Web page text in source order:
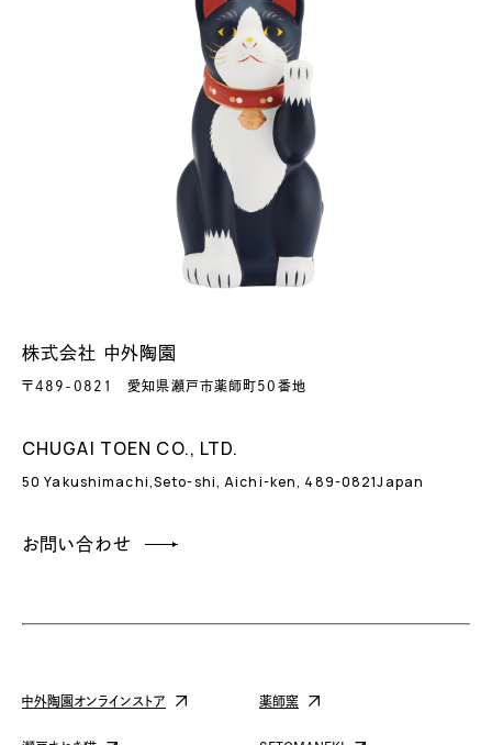
株式会社 中外陶園
〒489-0821愛知県瀬戸市薬師町50番地
CHUGAI TOEN CO., LTD.
50 Yakushimachi,Seto-shi,Aichi-ken, 489-0821Japan
お問い合わせ
中外陶園オンラインストア 薬師窯